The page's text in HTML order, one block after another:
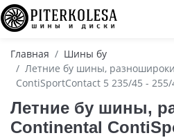
Главная
Шины бу
Летние бу шины,
ContiSportContact 5 235/45 - 255/
Летние бу шины,
Continental